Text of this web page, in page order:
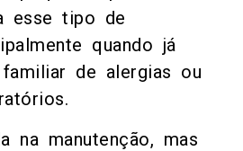
esse tipo de
quando já
de alergias ou
na manutenção, mas